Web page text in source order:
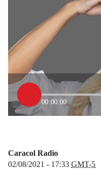
00:00:00
Caracol Radio
02/08/2021 - 17:33 GMT-5